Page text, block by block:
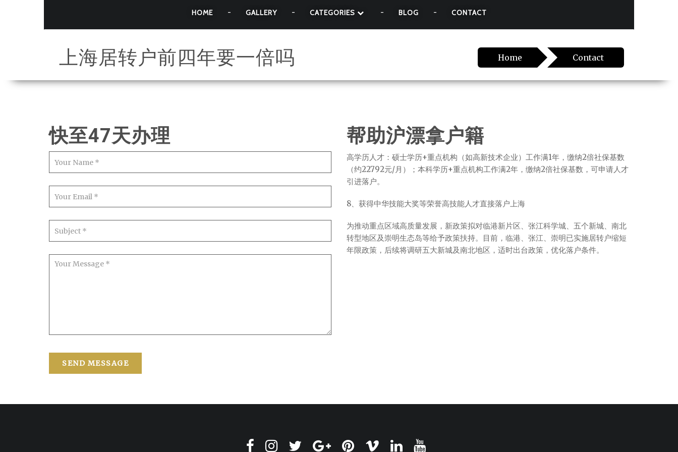
HOME GALLERY CATEGORIES BLOG CONTACT
上海居转户前四年要一倍吗 Home Contact
快至47天办理
SEND MESSAGE
帮助沪漂拿户籍
高学历人才：硕士学历+重点机构（如高新技术企业）工作满1年，缴纳2倍社保基数
（约22792元/月）；本科学历+重点机构工作满2年，缴纳2倍社保基数，可申请人才
引进落户。
8、获得中华技能大奖等荣誉高技能人才直接落户上海
为推动重点区域高质量发展，新政策拟对临港新片区、张江科学城、五个新城、南北
转型地区及崇明生态岛等给予政策扶持。目前，临港、张江、崇明已实施居转户缩短
年限政策，后续将调研五大新城及南北地区，适时出台政策，优化落户条件。